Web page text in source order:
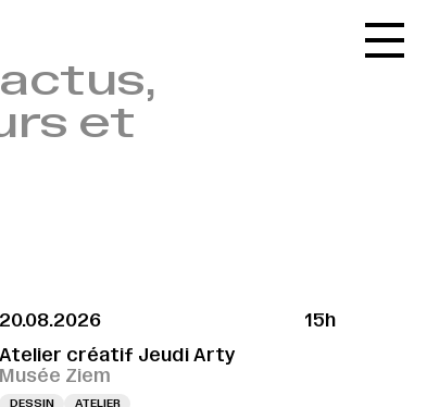
Accueil
Le journal
et
20.08.2026
15h
Atelier créatif Jeudi Arty
Musée Ziem
DESSIN ATELIER